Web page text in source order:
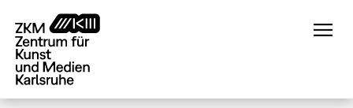
zum
Inhalt